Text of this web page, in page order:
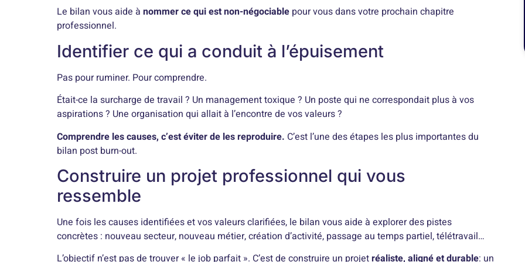
Le bilan vous aide ànommer ce qui est non-négociable pour vous dans votre prochain chapitre
professionnel.
Identifier ce qui a conduit à l’épuisement
Pas pour ruminer. Pour comprendre.
Était-ce la surcharge de travail ? Un management toxique ? Un poste qui ne correspondait plus à vos
aspirations ? Une organisation qui allait à l’encontre de vos valeurs ?
Comprendre les causes, c’est éviter de les reproduire. C’est l’une des étapes les plus importantes du
bilan post burn-out.
Construire un projet professionnel qui vous
ressemble
Une fois les causes identifiées et vos valeurs clarifiées, le bilan vous aide à explorer des pistes
concrètes : nouveau secteur, nouveau métier, création d’activité, passage au temps partiel, télétravail…
L’objectif n’est pas de trouver « le job parfait ». C’est de construire un projetréaliste, aligné et durable: un